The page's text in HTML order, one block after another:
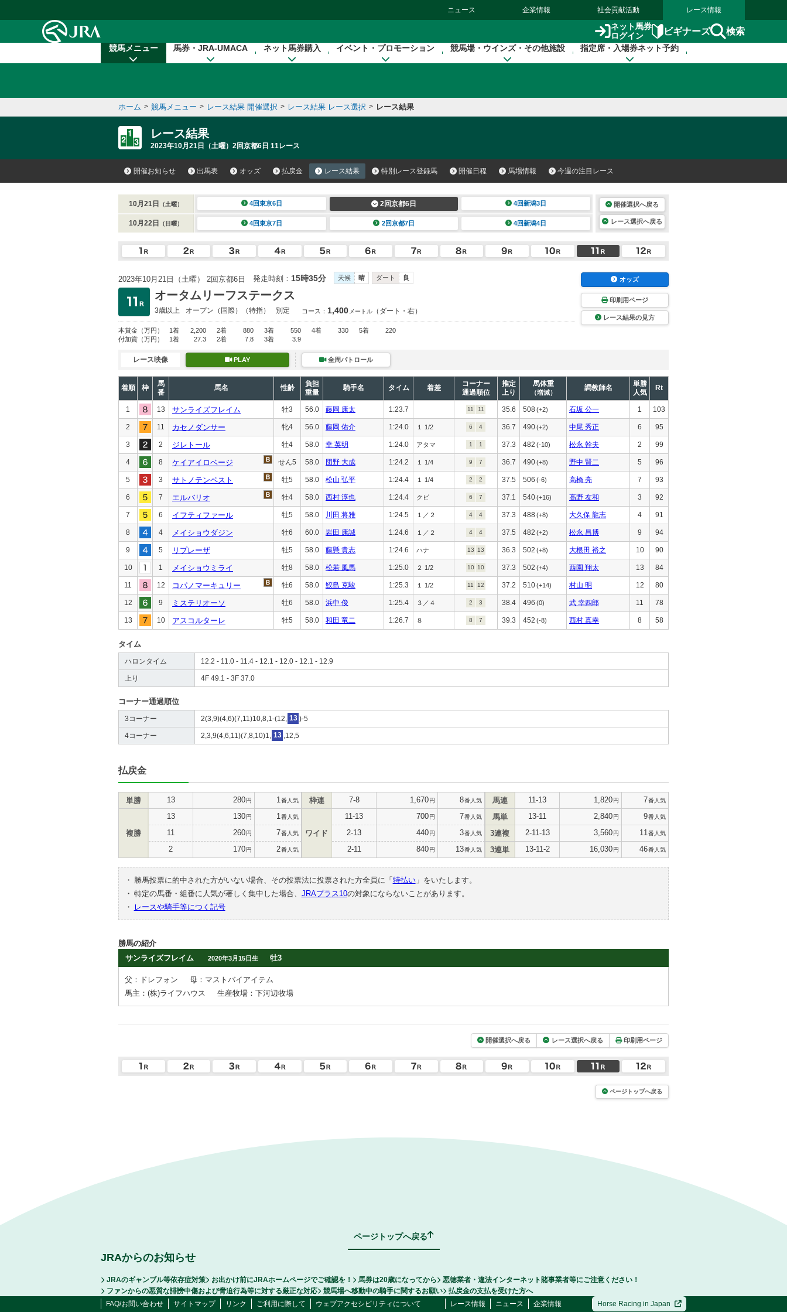
ニュース 企業情報 社会貢献活動 レース情報
ネット馬券
ログイン
ビギナーズ 検索
競馬メニュー 馬券・JRA-UMACA ネット馬券購入 イベント・プロモーション 競馬場・ウインズ・その他施設 指定席・入場券ネット予約
ホーム > 競馬メニュー > レース結果 開催選択 > レース結果 レース選択 > レース結果
レース結果
2023年10月21日（土曜）2回京都6日 11レース
開催お知らせ 出馬表 オッズ 払戻金 レース結果 特別レース登録馬 開催日程 馬場情報 今週の注目レース
10月21日 （土曜） 4回東京6日 2回京都6日 4回新潟3日
10月22日 （日曜） 4回東京7日 2回京都7日 4回新潟4日
開催選択へ戻る
レース選択へ戻る
2023年10月21日（土曜） 2回京都6日 発走時刻： 15時35分 天候 晴 ダート 良
オータムリーフステークス
3歳以上 オープン （国際）（特指） 別定 コース： 1,400 メートル （ダート・右）
本賞金 （万円） 1着 2,200 2着 880 3着 550 4着 330 5着
220
付加賞 （万円） 1着 27.3 2着 7.8 3着 3.9
オッズ
印刷用ページ
レース結果の見方
レース映像 PLAY 全周パトロール
着順 枠
馬
番
馬名 性齢
負担
重量
騎手名 タイム 着差
コーナー
通過順位
推定
上り
馬体重
（増減）
調教師名
単勝
人気
Rt
1 13 サンライズフレイム 牡3 56.0 藤岡 康太 1:23.7 11 11 35.6 508(+2) 石坂 公一 1 103
2 11 カセノダンサー 牝4 56.0 藤岡 佑介 1:24.0 １ 1/2 6 4 36.7 490(+2) 中尾 秀正 6 95
3 2 ジレトール 牡4 58.0 幸 英明 1:24.0 アタマ 1 1 37.3 482 (-10) 松永 幹夫 2 99
4 8 ケイアイロベージ せん5 58.0 団野 大成 1:24.2 １ 1/4 9 7 36.7 490(+8) 野中 賢二 5 96
5 3 サトノテンペスト 牡5 58.0 松山 弘平 1:24.4 １ 1/4 2 2 37.5 506 (-6) 高橋 亮 7 93
6 7 エルバリオ 牡4 58.0 西村 淳也 1:24.4 クビ 6 7 37.1 540(+16) 高野 友和 3 92
7 6 イフティファール 牡5 58.0 川田 将雅 1:24.5 １／２ 4 4 37.3 488(+8) 大久保 龍志 4 91
8 4 メイショウダジン 牡6 60.0 岩田 康誠 1:24.6 １／２ 4 4 37.5 482 (+2) 松永 昌博 9 94
9 5 リプレーザ 牡5 58.0 藤懸 貴志 1:24.6 ハナ 13 13 36.3 502 (+8) 大根田 裕之 10 90
10 1 メイショウミライ 牡8 58.0 松若 風馬 1:25.0 ２ 1/2 10 10 37.3 502 (+4) 西園 翔太 13 84
11 12 コパノマーキュリー 牡6 58.0 鮫島 克駿 1:25.3 １ 1/2 11 12 37.2 510(+14) 村山 明 12 80
12 9 ミステリオーソ 牡6 58.0 浜中 俊 1:25.4 ３／４ 2 3 38.4 496 (0) 武 幸四郎 11 78
13 10 アスコルターレ 牡5 58.0 和田 竜二 1:26.7 ８ 8 7 39.3 452 (-8) 西村 真幸 8 58
タイム
ハロンタイム 12.2 - 11.0 - 11.4 - 12.1 - 12.0 - 12.1 - 12.9
上り 4F 49.1 - 3F 37.0
コーナー通過順位
3コーナー 2(3,9)(4,6)(7,11)10,8,1-(12, 13 )-5
4コーナー 2,3,9(4,6,11)(7,8,10)1, 13 ,12,5
払戻金
単勝 13 280円 1 番人気
複勝
13 130円 1 番人気
11 260円 7番人気
2 170円 2番人気
枠連 7-8 1,670円 8番人気
ワイド
11-13 700円 7番人気
2-13 440円 3番人気
2-11 840円 13番人気
馬連 11-13 1,820円 7番人気
馬単 13-11 2,840円 9番人気
3連複 2-11-13 3,560円 11 番人気
3連単 13-11-2 16,030円 46番人気
・ 勝馬投票に的中された方がいない場合、その投票法に投票された方全員に「 特払い」をいたします。
・ 特定の馬番・組番に人気が著しく集中した場合、 JRAプラス10の対象にならないことがあります。
・
レースや騎手等につく記号
勝馬の紹介
サンライズフレイム
2020年3月15日生 牡3
父：ドレフォン
母：マストバイアイテム
馬主：(株)ライフハウス
生産牧場：下河辺牧場
開催選択へ戻る レース選択へ戻る 印刷用ページ
ページトップへ戻る
ページトップへ戻る
JRAからのお知らせ
JRAのギャンブル等依存症対策 お出かけ前にJRAホームページでご確認を！ 馬券は20歳になってから
悪徳業者・違法インターネット賭事業者等にご注意ください！
ファンからの悪質な誹謗中傷および脅迫行為等に対する厳正な対応
競馬場へ移動中の騎手に関するお願い
払戻金の支払を受けた方へ
FAQ/お問い合わせ
サイトマップ リンク ご利用に際して ウェブアクセシビリティについて レース情報 ニュース 企業情報 Horse Racing in Japan